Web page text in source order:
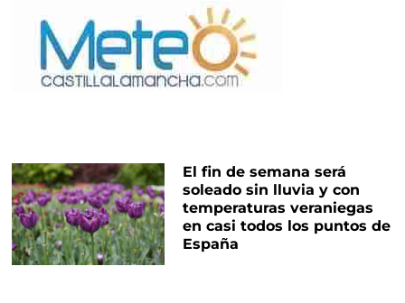
El fin de semana será
soleado sin lluvia y con
temperaturas veraniegas
en casi todos los puntos de
España